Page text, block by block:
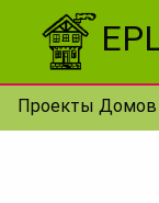
Перейти к контенту
Проекты Домов